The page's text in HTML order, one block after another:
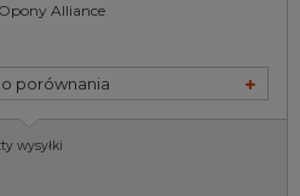
Opony Alliance
porównania
wysyłki